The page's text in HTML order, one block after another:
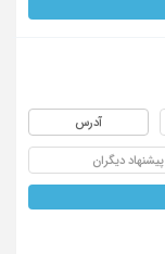
آدرس
پیشنهاد دیگران